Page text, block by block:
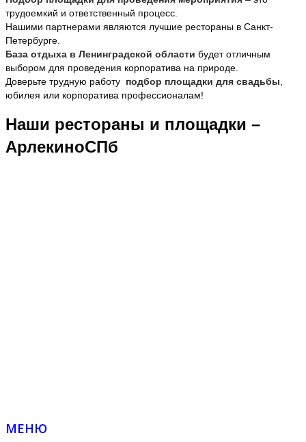
трудоемкий и ответственный процесс.
Нашими партнерами являются лучшие рестораны в Санкт-
Петербурге.
База отдыха в Ленинградской области будет отличным
выбором для проведения корпоратива на природе.
Доверьте трудную работу подбор площадки для свадьбы,
юбилея или корпоратива профессионалам!
Наши рестораны и площадки –
АрлекиноСПб
МЕНЮ